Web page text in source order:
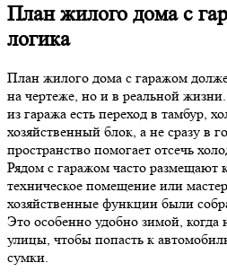
План жилого дома с
логика
План жилого дома с гаражом
на чертеже, но и в реальной
из гаража есть переход в тамбур,
хозяйственный блок, а не сразу в
пространство помогает отсечь
Рядом с гаражом часто размещают
техническое помещение или
хозяйственные функции были
Это особенно удобно зимой, когда
улицы, чтобы попасть к
сумки.